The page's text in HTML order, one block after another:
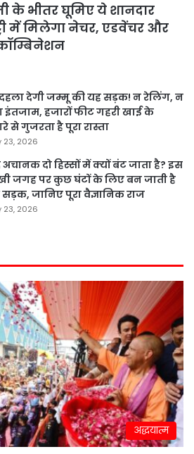
भीतर घूमिए ये शानदार
में मिलेगा नेचर, एडवेंचर और
देगी जम्मू की यह सड़क! न रेलिंग, न
इंतजाम, हजारों फीट गहरी खाई के
से गुजरता है पूरा रास्ता
23, 2026
अचानक दो हिस्सों में क्यों बंट जाता है? इस
जगह पर कुछ घंटों के लिए बन जाती है
जानिए पूरा वैज्ञानिक राज
23, 2026
अद्धयात्म